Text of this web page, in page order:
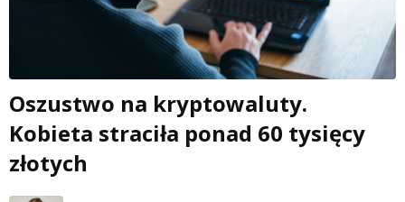
Oszustwo na kryptowaluty.
Kobieta straciła ponad 60 tysięcy
złotych